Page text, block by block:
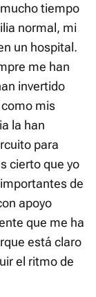
tiempo
normal, mi
un hospital.
me han
invertido
mis
la han
para
cierto que yo
de
apoyo
que me ha
está claro
el ritmo de